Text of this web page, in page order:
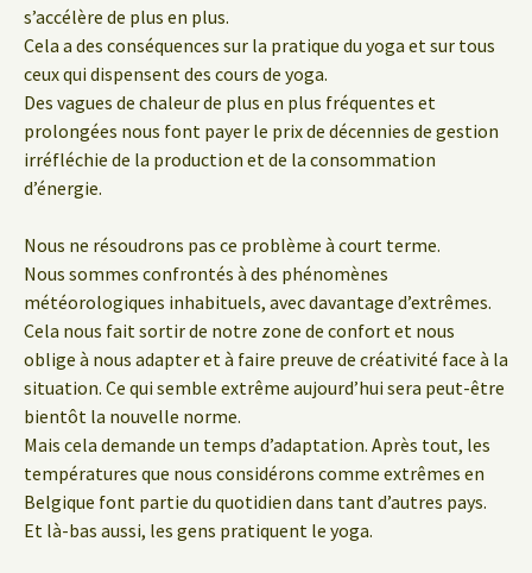
s’accélère de plus en plus.
Cela a des conséquences sur la pratique du yoga et sur tous
ceux qui dispensent des cours de yoga.
Des vagues de chaleur de plus en plus fréquentes et
prolongées nous font payer le prix de décennies de gestion
irréfléchie de la production et de la consommation
d’énergie.
Nous ne résoudrons pas ce problème à court terme.
Nous sommes confrontés à des phénomènes
météorologiques inhabituels, avec davantage d’extrêmes.
Cela nous fait sortir de notre zone de confort et nous
oblige à nous adapter et à faire preuve de créativité face à la
situation. Ce qui semble extrême aujourd’hui sera peut-être
bientôt la nouvelle norme.
Mais cela demande un temps d’adaptation. Après tout, les
températures que nous considérons comme extrêmes en
Belgique font partie du quotidien dans tant d’autres pays.
Et là-bas aussi, les gens pratiquent le yoga.